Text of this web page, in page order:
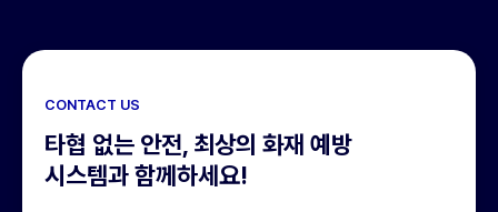
CONTACT US
타협 없는 안전, 최상의 화재 예방
시스템과 함께하세요!